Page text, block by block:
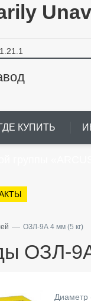
КУПИТЬ
— ОЗЛ-9А 4 мм (5 кг)
ОЗЛ-